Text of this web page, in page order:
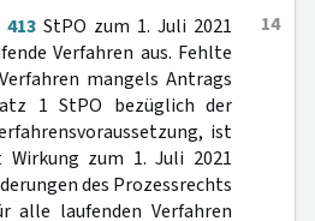
14
413StPO zum 1. Juli 2021
Verfahren aus. Fehlte
mangels Antrags
1 StPO bezüglich der
ist
zum 1. Juli 2021
des Prozessrechts
laufenden Verfahren